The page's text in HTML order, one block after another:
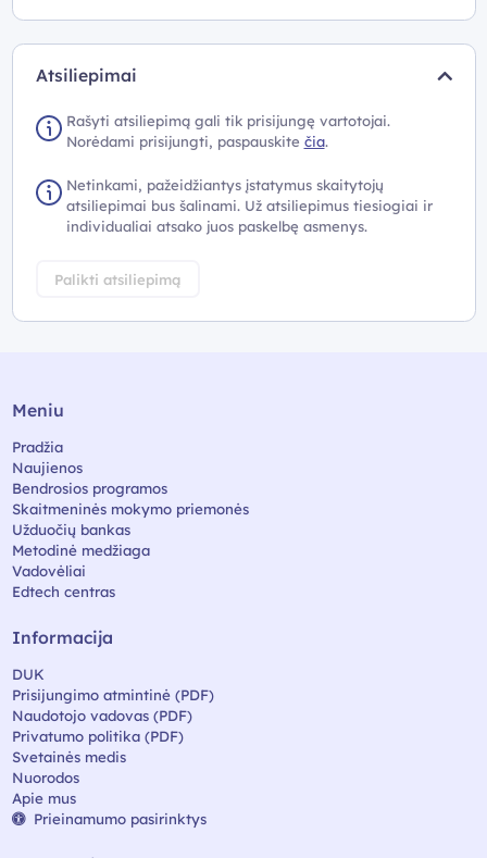
Atsiliepimai
Rašyti atsiliepimą gali tik prisijungę vartotojai.
Norėdami prisijungti, paspauskite čia.
Netinkami, pažeidžiantys įstatymus skaitytojų
atsiliepimai bus šalinami. Už atsiliepimus tiesiogiai ir
individualiai atsako juos paskelbę asmenys.
Palikti atsiliepimą
Meniu
Pradžia
Naujienos
Bendrosios programos
Skaitmeninės mokymo priemonės
Užduočių bankas
Metodinė medžiaga
Vadovėliai
Edtech centras
Informacija
DUK
Prisijungimo atmintinė (PDF)
Naudotojo vadovas (PDF)
Privatumo politika (PDF)
Svetainės medis
Nuorodos
Apie mus
Prieinamumo pasirinktys